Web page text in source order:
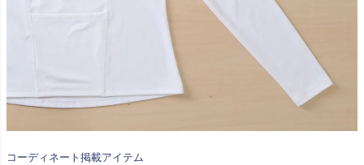
コーディネート掲載アイテム